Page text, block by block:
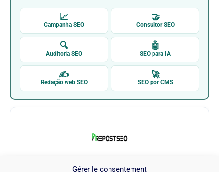
Gérer le consentement
📈
Campanha SEO
🤝
Consultor SEO
🔍
Auditoria SEO
🤖
SEO para IA
✍
Redação web SEO
🚀
SEO por CMS